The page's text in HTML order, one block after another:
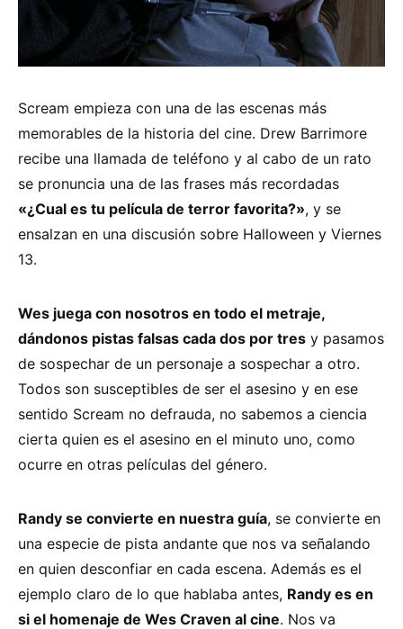
Scream empieza con una de las escenas más
memorables de la historia del cine. Drew Barrimore
recibe una llamada de teléfono y al cabo de un rato
se pronuncia una de las frases más recordadas
«¿Cual es tu película de terror favorita?», y se
ensalzan en una discusión sobre Halloween y Viernes
13.
Wes juega con nosotros en todo el metraje,
dándonos pistas falsas cada dos por tres y pasamos
de sospechar de un personaje a sospechar a otro.
Todos son susceptibles de ser el asesino y en ese
sentido Scream no defrauda, no sabemos a ciencia
cierta quien es el asesino en el minuto uno, como
ocurre en otras películas del género.
Randy se convierte en nuestra guía, se convierte en
una especie de pista andante que nos va señalando
en quien desconfiar en cada escena. Además es el
ejemplo claro de lo que hablaba antes, Randy es en
si el homenaje de Wes Craven al cine. Nos va